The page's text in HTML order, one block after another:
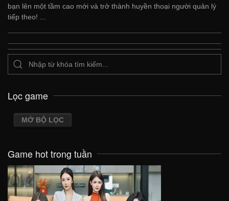
bạn lên một tầm cao mới và trở thành huyền thoại người quản lý
tiếp theo! ...
Lọc game
MỞ BỘ LỌC
Game hot trong tuần